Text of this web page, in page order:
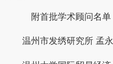
附首批学术顾问名单
温州市发绣研究所 孟